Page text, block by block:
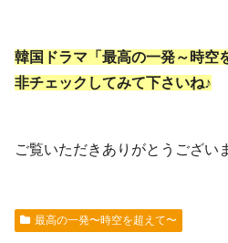
韓国ドラマ「最高の一発～時空
非チェックしてみて下さいね♪
ご覧いただきありがとうござい
最高の一発〜時空を超えて〜